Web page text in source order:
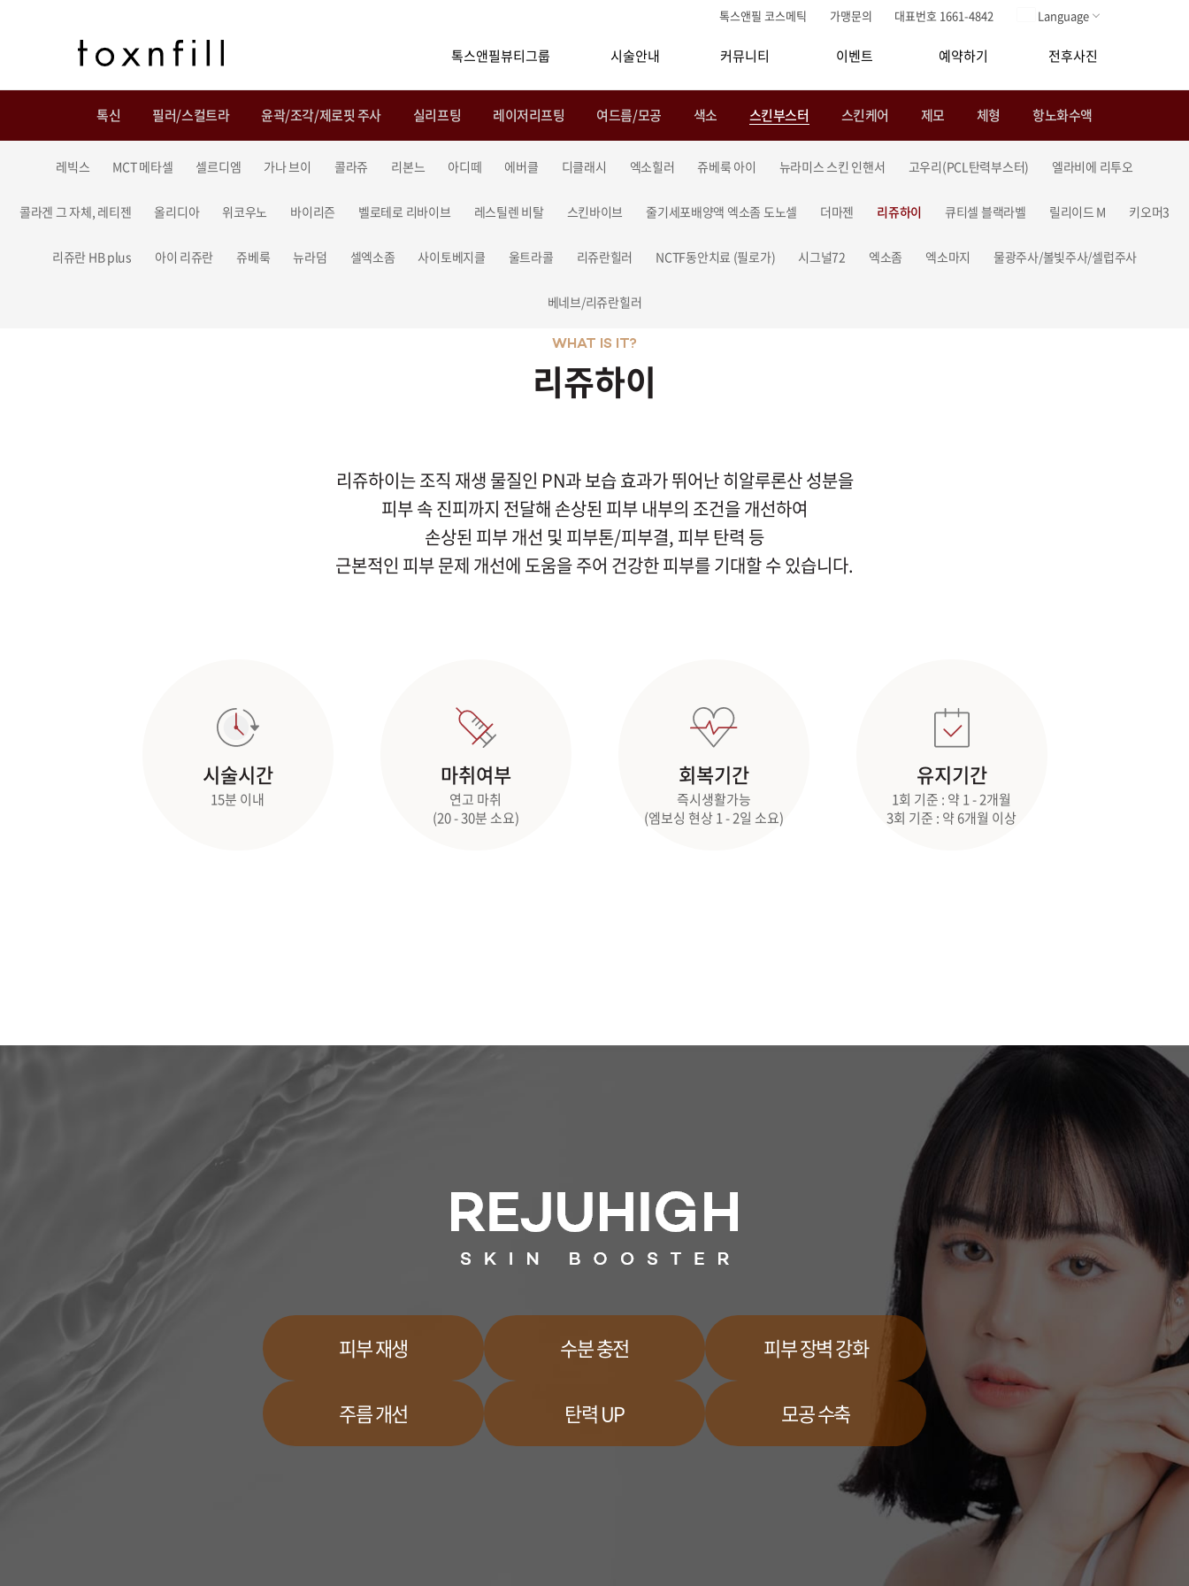
톡스앤필 코스메틱 가맹문의 대표번호 1661-4842 Language
톡스앤필뷰티그룹 시술안내 커뮤니티 이벤트 예약하기 전후사진
톡신 필러/스컬트라 윤곽/조각/제로핏 주사 실리프팅 레이저리프팅 여드름/모공 색소 스킨부스터
레빅스 MCT 메타셀 셀르디엠 가나 브이 콜라쥬 리본느 아디떼 에버클 디클래시 엑소힐러 쥬베룩 아이 뉴라미스 스킨 인핸서 고우리(PCL탄력부스터) 엘라비에 리투오
콜라겐 그 자체, 레티젠 올리디아 위코우노 바이리즌 벨로테로 리바이브 레스틸렌 비탈 스킨바이브 줄기세포배양액 엑소좀 도노셀 더마젠 리쥬하이 큐티셀 블랙라벨 릴리이드 M 키오머3
리쥬란 HB plus 아이 리쥬란 쥬베룩 뉴라덤 셀엑소좀 사이토베지클 울트라콜 리쥬란힐러 NCTF동안치료 (필로가) 시그널72 엑소좀 엑소마지 물광주사/볼빛주사/셀럽주사
베네브/리쥬란힐러
스킨케어 제모 체형 항노화수액
리쥬하이
WHAT IS IT?
리쥬하이는 조직 재생 물질인 PN과 보습 효과가 뛰어난 히알루론산 성분을
피부 속 진피까지 전달해 손상된 피부 내부의 조건을 개선하여
손상된 피부 개선 및 피부톤/피부결, 피부 탄력 등
근본적인 피부 문제 개선에 도움을 주어 건강한 피부를 기대할 수 있습니다.
시술시간
15분 이내
마취여부
연고 마취
(20 - 30분 소요)
회복기간
즉시생활가능
(엠보싱 현상 1 - 2일 소요)
유지기간
1회 기준 : 약 1 - 2개월
3회 기준 : 약 6개월 이상
피부 재생 수분 충전 피부 장벽 강화
주름 개선 탄력 UP 모공 수축